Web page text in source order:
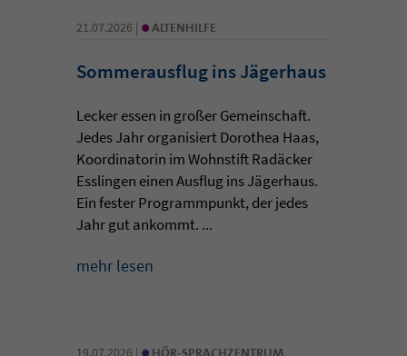
21.07.2026 | • ALTENHILFE
Sommerausflug ins Jägerhaus
Lecker essen in großer Gemeinschaft.
Jedes Jahr organisiert Dorothea Haas,
Koordinatorin im Wohnstift Radäcker
Esslingen einen Ausflug ins Jägerhaus.
Ein fester Programmpunkt, der jedes
Jahr gut ankommt. ...
mehr lesen
19.07.2026 | HÖR-SPRACHZENTRUM